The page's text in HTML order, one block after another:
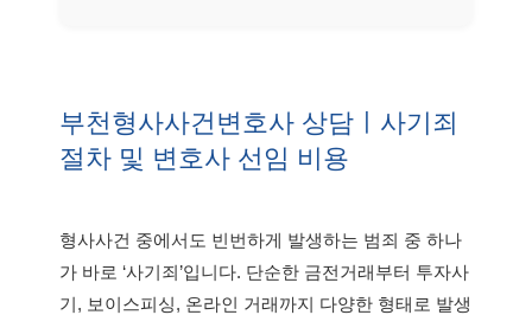
부천형사사건변호사 상담ㅣ사기죄
절차 및 변호사 선임 비용
형사사건 중에서도 빈번하게 발생하는 범죄 중 하나
가 바로 ‘사기죄’입니다. 단순한 금전거래부터 투자사
기, 보이스피싱, 온라인 거래까지 다양한 형태로 발생